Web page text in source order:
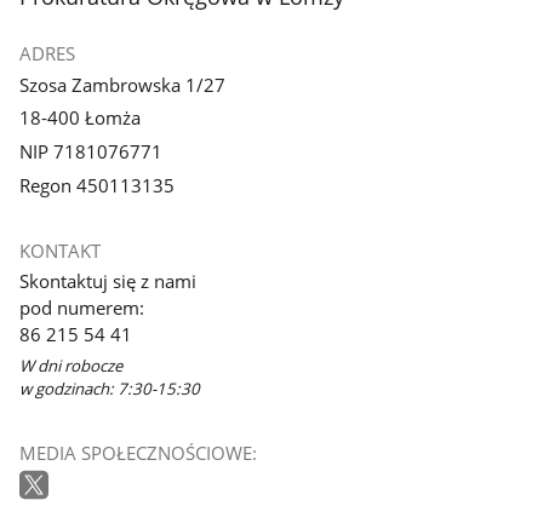
ADRES
Szosa Zambrowska 1/27
18-400 Łomża
NIP 7181076771
Regon 450113135
KONTAKT
Skontaktuj się z nami
pod numerem:
86 215 54 41
W dni robocze
w godzinach: 7:30-15:30
MEDIA SPOŁECZNOŚCIOWE: